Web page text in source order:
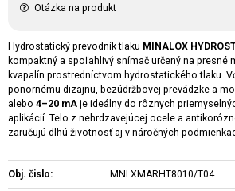
Otázka na produkt
Hydrostatický prevodník tlaku MINALOX
kompaktný a spoľahlivý snímač určený na presné
kvapalín prostredníctvom hydrostatického tlaku.
ponornému dizajnu, bezúdržbovej prevádzke a
alebo 4–20 mA je ideálny do rôznych
aplikácií. Telo z nehrdzavejúcej ocele a
zaručujú dlhú životnosť aj v náročných
Obj. čislo: MNLXMARHT8010/T04